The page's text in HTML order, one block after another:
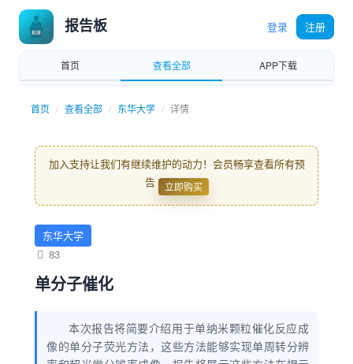
报告板 登录 注册
首页 查看全部 APP下载
首页 查看全部 东华大学 详情
加入支持让我们有继续维护的动力！会员畅享查看所有预
告
立即购买
东华大学
83
单分子催化
本次报告将简要介绍用于单纳米颗粒催化反应成
像的单分子荧光方法，这些方法能够实现单周转分辨